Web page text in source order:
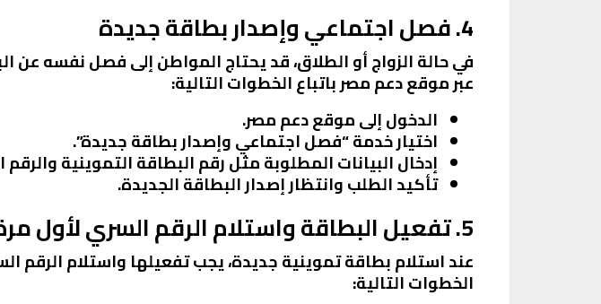
4. فصل اجتماعي وإصدار بطاقة جديدة
في حالة الزواج أو الطلاق، قد يحتاج المواطن إلى فصل نفسه عن
عبر موقع دعم مصر باتباع الخطوات التالية:
الدخول إلى موقع دعم مصر.
اختيار خدمة “فصل اجتماعي وإصدار بطاقة جديدة”.
إدخال البيانات المطلوبة مثل رقم البطاقة التموينية
تأكيد الطلب وانتظار إصدار البطاقة الجديدة.
5. تفعيل البطاقة واستلام الرقم السري لأول مرة
عند استلام بطاقة تموينية جديدة، يجب تفعيلها واستلام الرقم
الخطوات التالية: